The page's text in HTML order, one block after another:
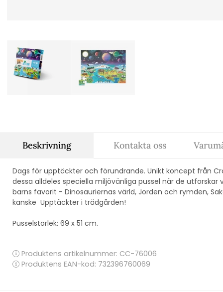
Beskrivning
Dags för upptäckter och förundrande. Unikt koncept från
dessa alldeles speciella miljövänliga pussel när de
barns favorit - Dinosauriernas värld, Jorden och rymden,
kanske Upptäckter i trädgården!
Pusselstorlek: 69 x 51 cm.
Produktens artikelnummer: CC-76006
Produktens EAN-kod: 732396760069
Kontakta oss